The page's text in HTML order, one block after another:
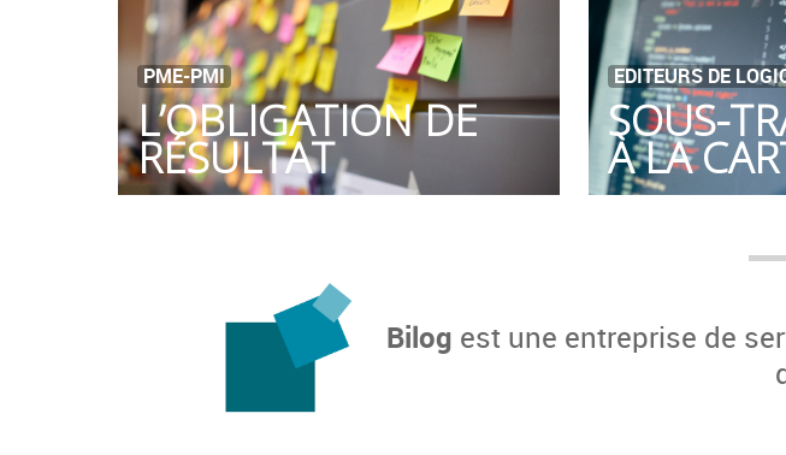
PME-PMI
L’OBLIGATION DE
RÉSULTAT
EDITEURS DE
SOUS-
À LA
Bilog est une entreprise de